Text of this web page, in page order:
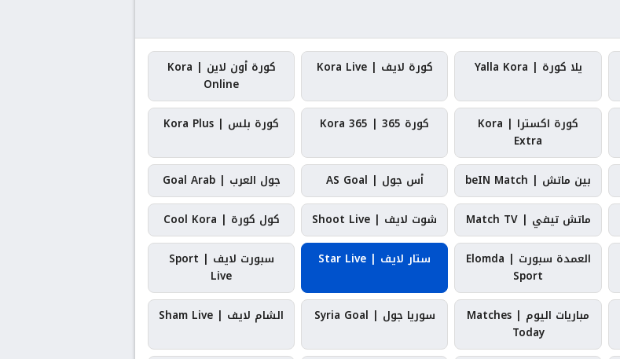
يلا كورة | Yalla Kora كورة لايف | Kora Live
كورة أون لاين | Kora
Online
كورة اكسترا | Kora
Extra
كورة 365 | Kora 365 كورة بلس | Kora Plus
بين ماتش | beIN Match أس جول | AS Goal
جول العرب | Goal Arab
ماتش تيفي | Match TV شوت لايف | Shoot Live
كول كورة | Cool Kora
العمدة سبورت | Elomda
Sport
ستار لايف | Star Live
سبورت لايف | Sport
Live
مباريات اليوم | Matches
Today
سوريا جول | Syria Goal الشام لايف | Sham Live